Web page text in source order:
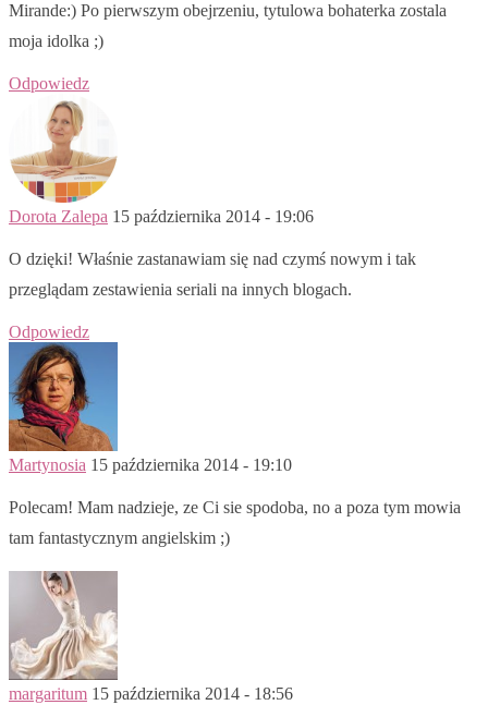
Mirande:) Po pierwszym obejrzeniu, tytulowa bohaterka zostala
moja idolka ;)
Odpowiedz
Dorota Zalepa 15 października 2014 - 19:06
O dzięki! Właśnie zastanawiam się nad czymś nowym i tak
przeglądam zestawienia seriali na innych blogach.
Odpowiedz
Martynosia 15 października 2014 - 19:10
Polecam! Mam nadzieje, ze Ci sie spodoba, no a poza tym mowia
tam fantastycznym angielskim ;)
margaritum 15 października 2014 - 18:56